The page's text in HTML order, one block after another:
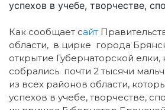
успехов в учебе, творчестве,
Как сообщает сайт
области, в цирке города
открытие Губернаторской елки,
собрались почти 2 тысячи
из всех районов области,
успехов в учебе, творчестве,